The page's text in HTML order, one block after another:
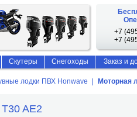
лодки ПВХ Honwave Моторная
AE2
+7
+7
Скутеры Снегоходы Заказ и